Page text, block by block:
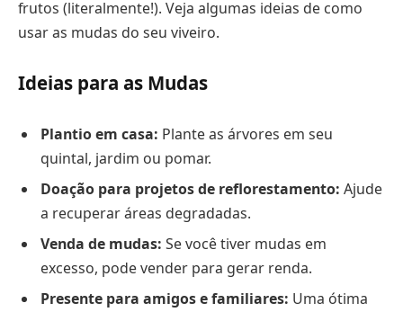
frutos (literalmente!). Veja algumas ideias de como
usar as mudas do seu viveiro.
Ideias para as Mudas
Plantio em casa: Plante as árvores em seu
quintal, jardim ou pomar.
Doação para projetos de reflorestamento: Ajude
a recuperar áreas degradadas.
Venda de mudas: Se você tiver mudas em
excesso, pode vender para gerar renda.
Presente para amigos e familiares: Uma ótima